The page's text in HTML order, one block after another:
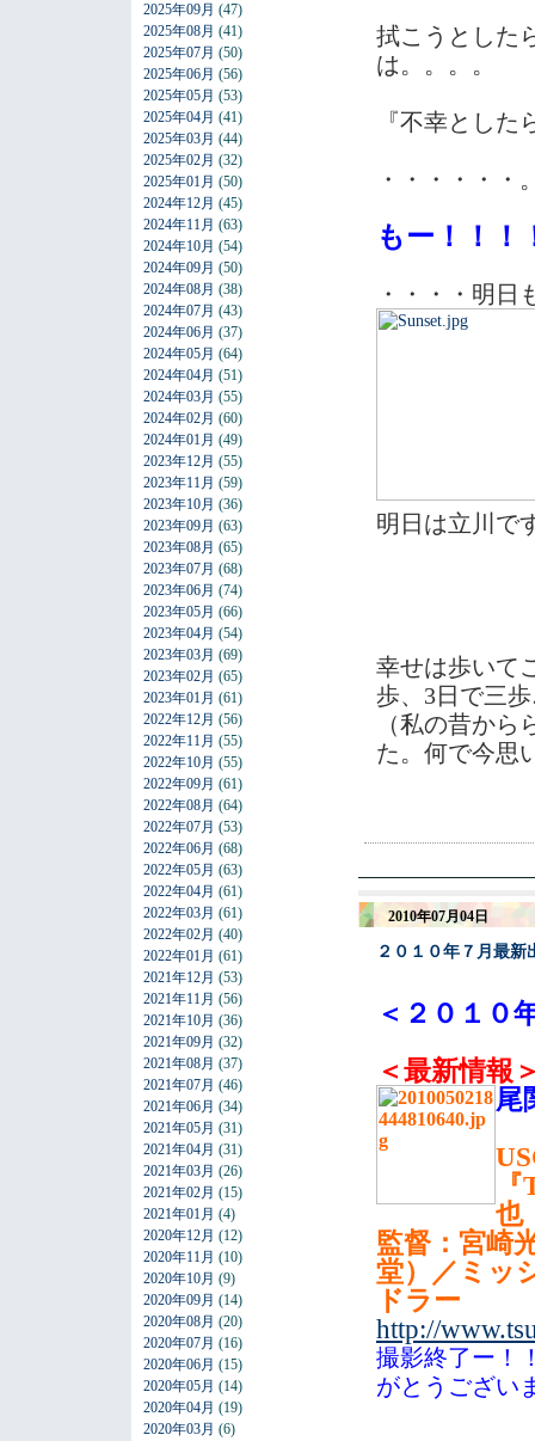
2025年09月 (47)
2025年08月 (41)
2025年07月 (50)
2025年06月 (56)
2025年05月 (53)
2025年04月 (41)
2025年03月 (44)
2025年02月 (32)
2025年01月 (50)
2024年12月 (45)
2024年11月 (63)
2024年10月 (54)
2024年09月 (50)
2024年08月 (38)
2024年07月 (43)
2024年06月 (37)
2024年05月 (64)
2024年04月 (51)
2024年03月 (55)
2024年02月 (60)
2024年01月 (49)
2023年12月 (55)
2023年11月 (59)
2023年10月 (36)
2023年09月 (63)
2023年08月 (65)
2023年07月 (68)
2023年06月 (74)
2023年05月 (66)
2023年04月 (54)
2023年03月 (69)
2023年02月 (65)
2023年01月 (61)
2022年12月 (56)
2022年11月 (55)
2022年10月 (55)
2022年09月 (61)
2022年08月 (64)
2022年07月 (53)
2022年06月 (68)
2022年05月 (63)
2022年04月 (61)
2022年03月 (61)
2022年02月 (40)
2022年01月 (61)
2021年12月 (53)
2021年11月 (56)
2021年10月 (36)
2021年09月 (32)
2021年08月 (37)
2021年07月 (46)
2021年06月 (34)
2021年05月 (31)
2021年04月 (31)
2021年03月 (26)
2021年02月 (15)
2021年01月 (4)
2020年12月 (12)
2020年11月 (10)
2020年10月 (9)
2020年09月 (14)
2020年08月 (20)
2020年07月 (16)
2020年06月 (15)
2020年05月 (14)
2020年04月 (19)
2020年03月 (6)
拭こうとした
は。。。。
『不幸とし
・・・・・・
もー！！！
・・・・明日
明日は立川で
幸せは歩いて
歩、3日で三歩
（私の昔か
た。何で今思
2010年07月04日
２０１０年７月最
＜２０１０
＜最新情報
尾
監督：宮崎
堂）／ミッ
ドラー
http://
撮影終了ー！
がとうござい